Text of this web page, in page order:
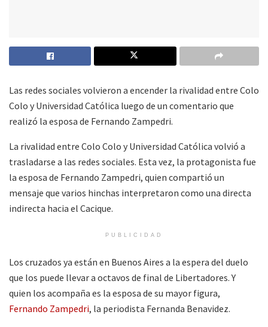
Las redes sociales volvieron a encender la rivalidad entre Colo
Colo y Universidad Católica luego de un comentario que
realizó la esposa de Fernando Zampedri.
La rivalidad entre Colo Colo y Universidad Católica volvió a
trasladarse a las redes sociales. Esta vez, la protagonista fue
la esposa de Fernando Zampedri, quien compartió un
mensaje que varios hinchas interpretaron como una directa
indirecta hacia el Cacique.
PUBLICIDAD
Los cruzados ya están en Buenos Aires a la espera del duelo
que los puede llevar a octavos de final de Libertadores. Y
quien los acompaña es la esposa de su mayor figura,
Fernando Zampedri, la periodista Fernanda Benavidez.